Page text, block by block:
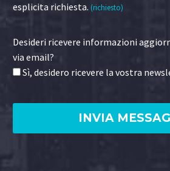
esplicita richiesta. (richiesto)
Desideri ricevere informazioni
via email?
Sì, desidero ricevere la vostra